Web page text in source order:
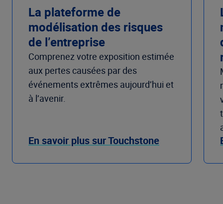
La plateforme de
modélisation des risques
de l’entreprise
Comprenez votre exposition estimée
aux pertes causées par des
événements extrêmes aujourd’hui et
à l’avenir.
En savoir plus sur Touchstone